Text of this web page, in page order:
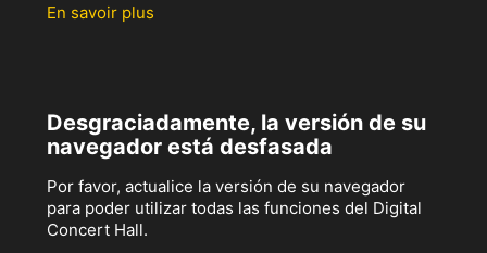
En savoir plus
Desgraciadamente, la versión de su
navegador está desfasada
Por favor, actualice la versión de su navegador
para poder utilizar todas las funciones del Digital
Concert Hall.